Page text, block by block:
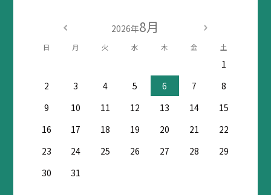
2026年8月
日 月 火 水 木 金 土
1
2
3 4 5 6 7
8
9
10 11 12 13 14
15
16
17 18 19 20 21
22
23
24 25 26 27 28
29
30
31